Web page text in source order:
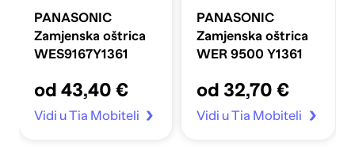
PANASONIC
Zamjenska oštrica
WES9167Y1361
od 43,40 €
Vidi u Tia Mobiteli
PANASONIC
Zamjenska oštrica
WER 9500 Y1361
od 32,70 €
Vidi u Tia Mobiteli